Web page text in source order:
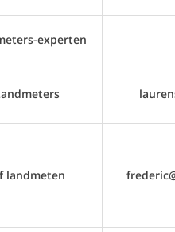
experten
landmeten